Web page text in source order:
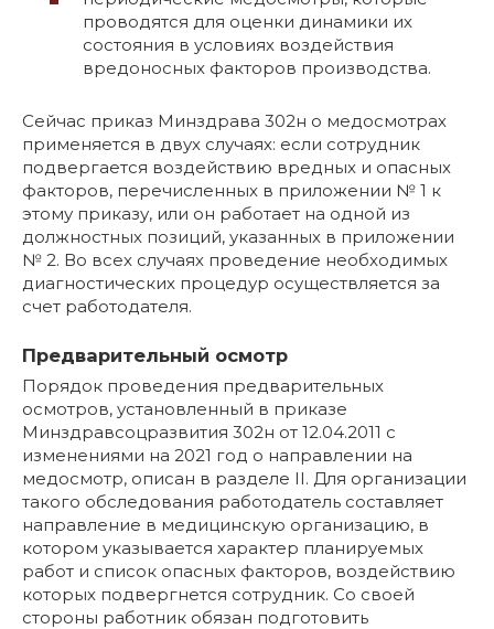
проводятся для оценки динамики их
состояния в условиях воздействия
вредоносных факторов производства.
Сейчас приказ Минздрава 302н о медосмотрах
применяется в двух случаях: если сотрудник
подвергается воздействию вредных и опасных
факторов, перечисленных в приложении № 1 к
этому приказу, или он работает на одной из
должностных позиций, указанных в приложении
№ 2. Во всех случаях проведение необходимых
диагностических процедур осуществляется за
счет работодателя.
Предварительный осмотр
Порядок проведения предварительных
осмотров, установленный в приказе
Минздравсоцразвития 302н от 12.04.2011 с
изменениями на 2021 год о направлении на
медосмотр, описан в разделе II. Для организации
такого обследования работодатель составляет
направление в медицинскую организацию, в
котором указывается характер планируемых
работ и список опасных факторов, воздействию
которых подвергнется сотрудник. Со своей
стороны работник обязан подготовить